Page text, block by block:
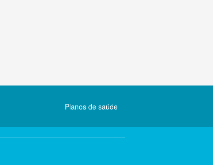
Planos de saúde